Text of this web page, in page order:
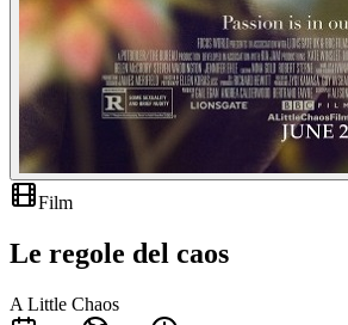
Film
Le regole del caos
A Little Chaos